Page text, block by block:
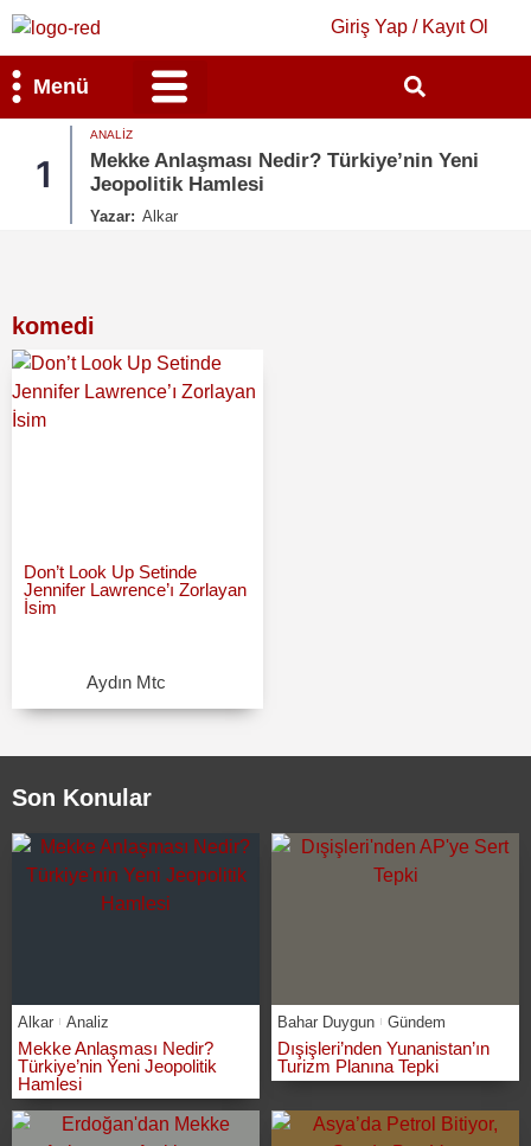
Giriş Yap / Kayıt Ol
Menü
1
ANALIZ
Mekke Anlaşması Nedir? Türkiye’nin Yeni
Jeopolitik Hamlesi
Yazar: Alkar
komedi
Don’t Look Up Setinde
Jennifer Lawrence’ı Zorlayan
İsim
Aydın Mtc
Son Konular
Alkar Analiz
Mekke Anlaşması Nedir?
Türkiye’nin Yeni Jeopolitik
Hamlesi
Bahar Duygun Gündem
Dışişleri’nden Yunanistan’ın
Turizm Planına Tepki